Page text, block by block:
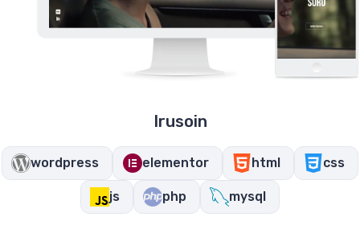
Irusoin
wordpress elementor html css
js php mysql